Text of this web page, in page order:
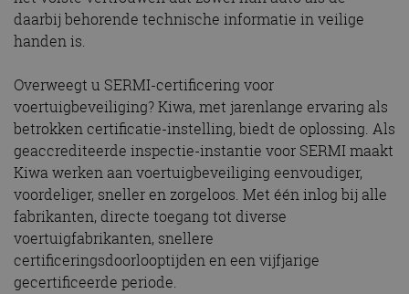
daarbij behorende technische informatie in veilige
handen is.
Overweegt u SERMI-certificering voor
voertuigbeveiliging? Kiwa, met jarenlange ervaring als
betrokken certificatie-instelling, biedt de oplossing. Als
geaccrediteerde inspectie-instantie voor SERMI maakt
Kiwa werken aan voertuigbeveiliging eenvoudiger,
voordeliger, sneller en zorgeloos. Met één inlog bij alle
fabrikanten, directe toegang tot diverse
voertuigfabrikanten, snellere
certificeringsdoorlooptijden en een vijfjarige
gecertificeerde periode.